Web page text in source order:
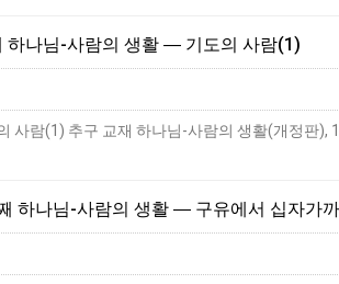
하나님-사람의 생활 ― 기도의 사람(1)
람(1) 추구 교재 하나님-사람의 생활(개정판),
하나님-사람의 생활 ― 구유에서 십자가